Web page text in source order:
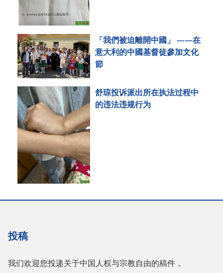
「我們被迫離開中國」 ——在
意大利的中國基督徒參加文化
節
舒琼投诉派出所在执法过程中
的违法违规行为
投稿
我们欢迎您投递关于中国人权与宗教自由的稿件，